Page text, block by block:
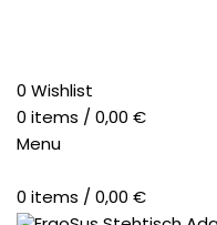
0 Wishlist
0 items / 0,00 €
Menu
0 items / 0,00 €